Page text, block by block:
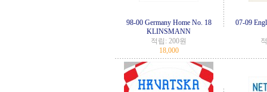
98-00 Germany Home No. 18
KLINSMANN
적립: 200원
18,000
07-09